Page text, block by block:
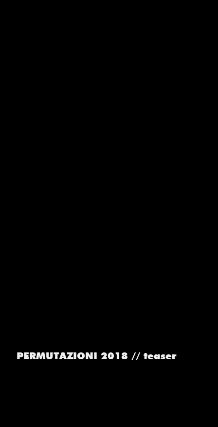
PERMUTAZIONI 2018 // teaser